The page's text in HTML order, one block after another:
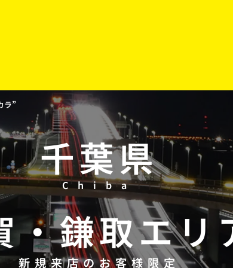
ラ”
千葉県
Chiba
・鎌取エリ
新規来店のお客様限定